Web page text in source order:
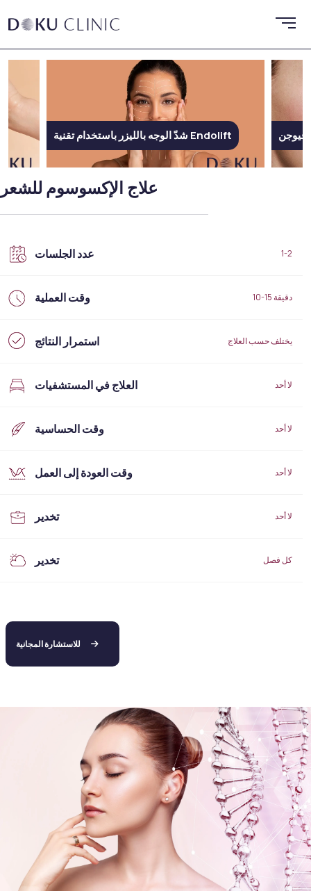
شدّ الوجه بالليزر باستخدام تقنية Endolift إم فيوجن
علاج الإكسوسوم للشعر
عدد الجلسات 1-2
وقت العملية 10-15 دقيقة
استمرار النتائج يختلف حسب العلاج
العلاج في المستشفيات لا أحد
وقت الحساسية لا أحد
وقت العودة إلى العمل لا أحد
تخدير لا أحد
تخدير كل فصل
للاستشارة المجانية